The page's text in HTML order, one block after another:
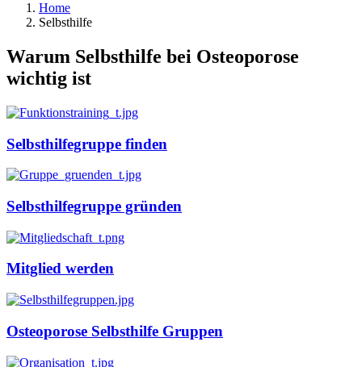
Home
Selbsthilfe
Warum Selbsthilfe bei Osteoporose
wichtig ist
Selbsthilfegruppe finden
Selbsthilfegruppe gründen
Mitglied werden
Osteoporose Selbsthilfe Gruppen